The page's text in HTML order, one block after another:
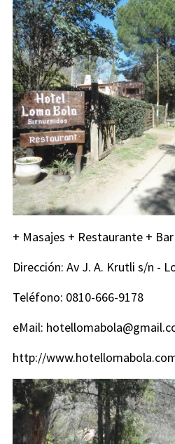
+ Masajes + Restaurante + Bar
Dirección: Av J. A. Krutli s/n -
Teléfono: 0810-666-9178
eMail:
http://